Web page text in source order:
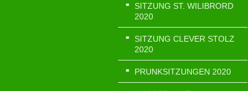
SITZUNG ST. WILIBRORD
2020
SITZUNG CLEVER STOLZ
2020
PRUNKSITZUNGEN 2020